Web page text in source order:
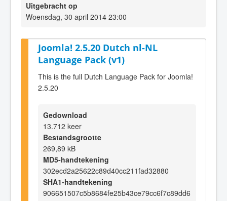
Uitgebracht op
Woensdag, 30 april 2014 23:00
Joomla! 2.5.20 Dutch nl-NL
Language Pack (v1)
This is the full Dutch Language Pack for Joomla!
2.5.20
Gedownload
13.712 keer
Bestandsgrootte
269,89 kB
MD5-handtekening
302ecd2a25622c89d40cc211fad32880
SHA1-handtekening
906651507c5b8684fe25b43ce79cc6f7c89dd6